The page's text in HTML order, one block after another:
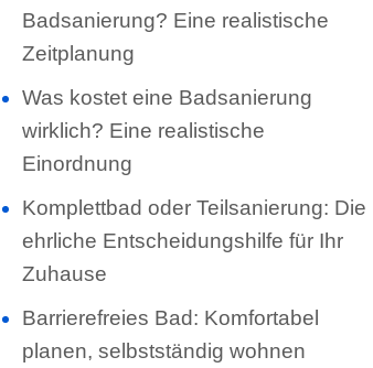
Badsanierung? Eine realistische
Zeitplanung
Was kostet eine Badsanierung
wirklich? Eine realistische
Einordnung
Komplettbad oder Teilsanierung: Die
ehrliche Entscheidungshilfe für Ihr
Zuhause
Barrierefreies Bad: Komfortabel
planen, selbstständig wohnen